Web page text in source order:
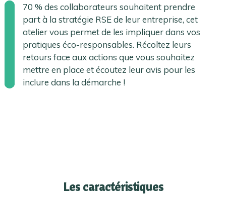
70 % des collaborateurs souhaitent prendre
part à la stratégie RSE de leur entreprise, cet
atelier vous permet de les impliquer dans vos
pratiques éco-responsables. Récoltez leurs
retours face aux actions que vous souhaitez
mettre en place et écoutez leur avis pour les
inclure dans la démarche !
Les caractéristiques